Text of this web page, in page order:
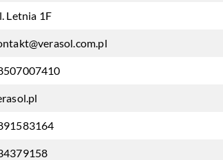
Letnia 1F